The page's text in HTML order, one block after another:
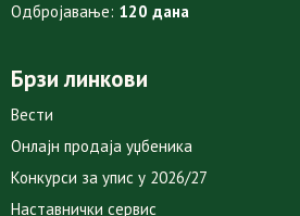
Одбројавање: 120 дана
Брзи линкови
Вести
Онлајн продаја уџбеника
Конкурси за упис у 2026/27
Наставнички сервис